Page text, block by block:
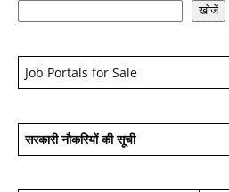
खोजें
Job Portals for Sale
सरकारी नौकरियों की सूची